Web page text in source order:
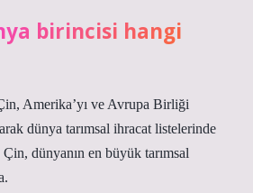
birincisi hangi
Amerika’yı ve Avrupa Birliği
dünya tarımsal ihracat listelerinde
dünyanın en büyük tarımsal